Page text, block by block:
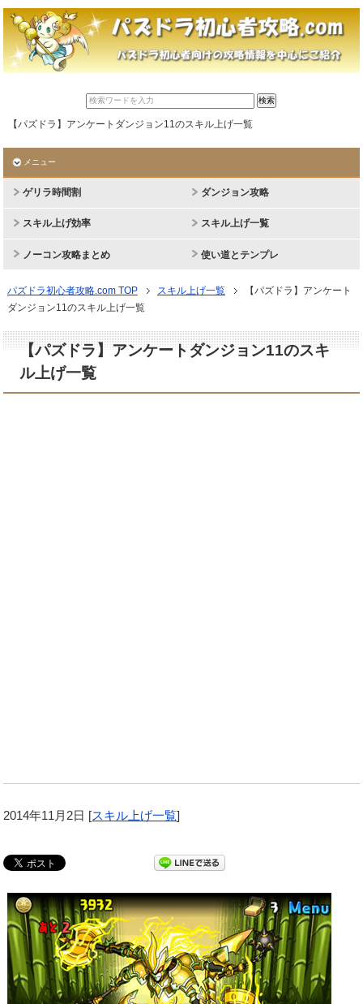
【パズドラ】アンケートダンジョン11のスキル上げ一覧
メニュー
ゲリラ時間割 ダンジョン攻略
スキル上げ効率 スキル上げ一覧
ノーコン攻略まとめ 使い道とテンプレ
パズドラ初心者攻略.com TOP スキル上げ一覧
【パズドラ】アンケート
ダンジョン11のスキル上げ一覧
【パズドラ】アンケートダンジョン11のスキ
ル上げ一覧
2014年11月2日 [スキル上げ一覧]